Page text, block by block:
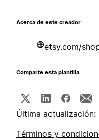
Acerca de este creador
etsy.com/
Comparte esta plantilla
Última actualización:
Términos y